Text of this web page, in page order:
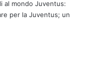
al mondo Juventus:
per la Juventus; un